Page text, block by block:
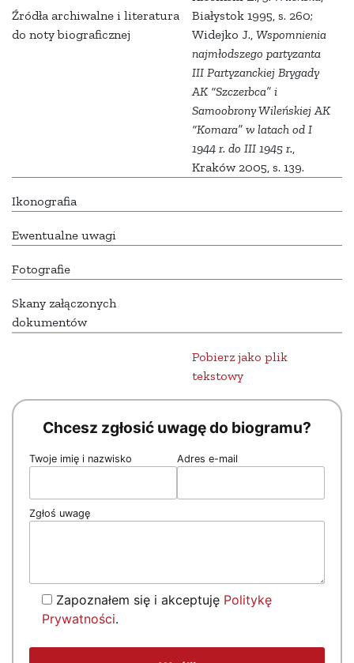
Źródła archiwalne i literatura
do noty biograficznej
Białystok 1995, s. 260;
Widejko J., Wspomnienia
najmłodszego partyzanta
III Partyzanckiej Brygady
AK “Szczerbca” i
Samoobrony Wileńskiej AK
“Komara” w latach od I
1944 r. do III 1945 r.,
Kraków 2005, s. 139.
Ikonografia
Ewentualne uwagi
Fotografie
Skany załączonych
dokumentów
Pobierz jako plik
tekstowy
Chcesz zgłosić uwagę do biogramu?
Twoje imię i nazwisko Adres e-mail
Zgłoś uwagę
Zapoznałem się i akceptuję Politykę
Prywatności.